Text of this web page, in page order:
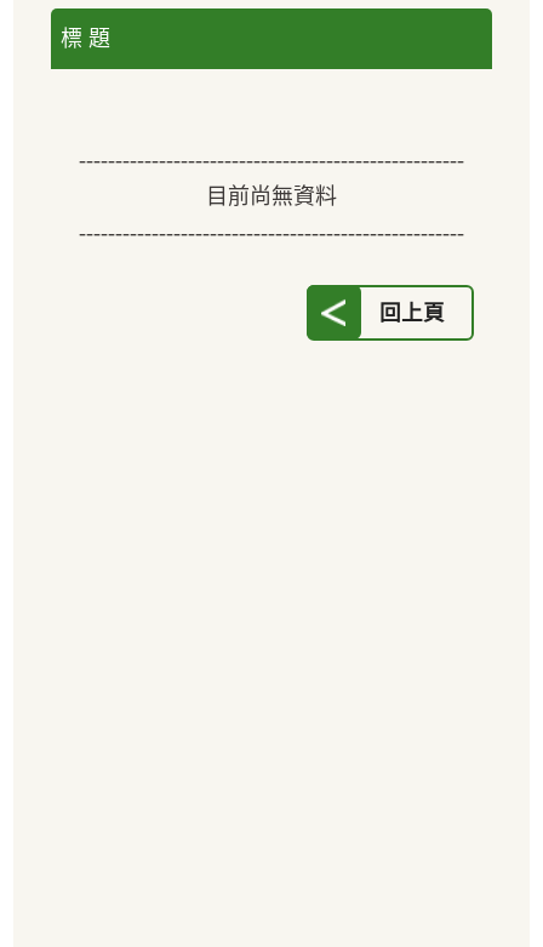
字
查
標 題
-----------------------------------------------------
目前尚無資料
-----------------------------------------------------
回上頁